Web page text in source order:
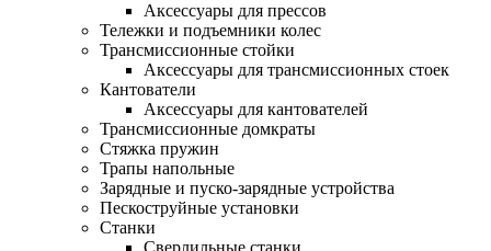
Аксессуары для прессов
Тележки и подъемники колес
Трансмиссионные стойки
Аксессуары для трансмиссионных стоек
Кантователи
Аксессуары для кантователей
Трансмиссионные домкраты
Стяжка пружин
Трапы напольные
Зарядные и пуско-зарядные устройства
Пескоструйные установки
Станки